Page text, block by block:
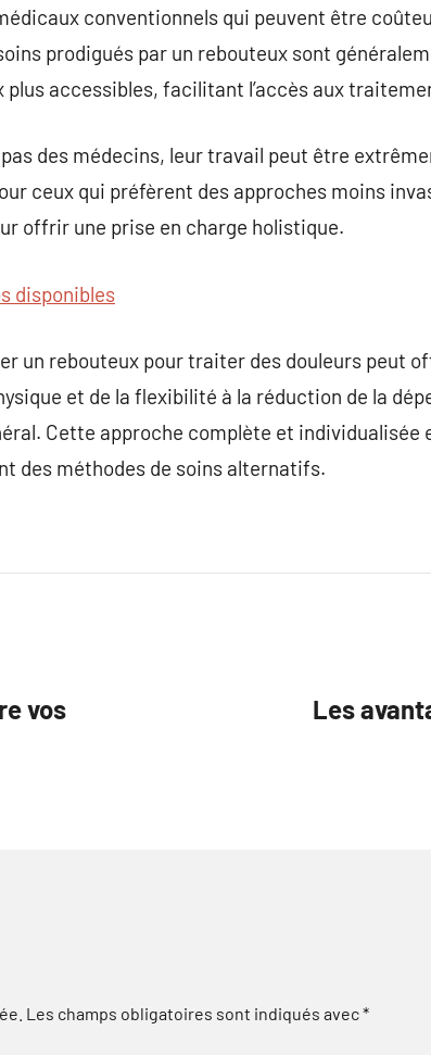
conventionnels qui peuvent être
prodigués par un rebouteux sont
plus accessibles, facilitant l’accès aux
des médecins, leur travail peut être
ceux qui préfèrent des approches moins
offrir une prise en charge holistique.
disponibles
un rebouteux pour traiter des douleurs peut
et de la flexibilité à la réduction de la
Cette approche complète et
des méthodes de soins alternatifs.
vos
Les
Les champs obligatoires sont indiqués avec*